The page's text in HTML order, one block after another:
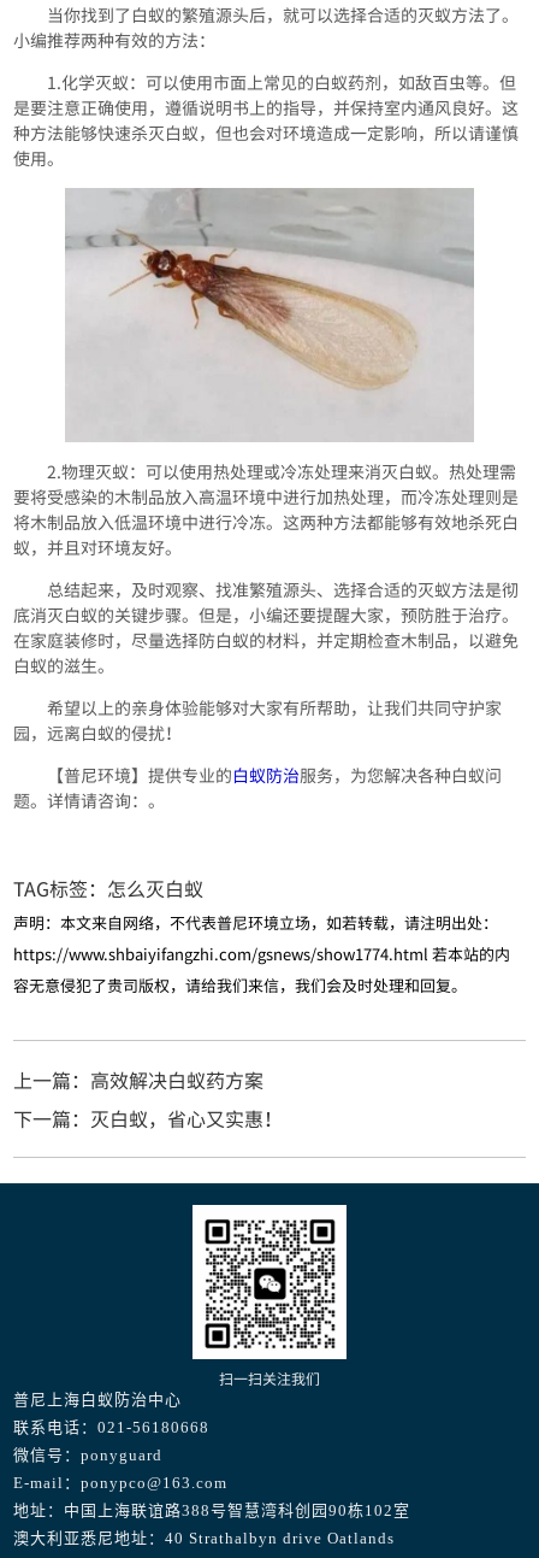
当你找到了白蚁的繁殖源头后，就可以选择合适的灭蚁方法了。
小编推荐两种有效的方法：
1.化学灭蚁：可以使用市面上常见的白蚁药剂，如敌百虫等。但
是要注意正确使用，遵循说明书上的指导，并保持室内通风良好。这
种方法能够快速杀灭白蚁，但也会对环境造成一定影响，所以请谨慎
使用。
2.物理灭蚁：可以使用热处理或冷冻处理来消灭白蚁。热处理需
要将受感染的木制品放入高温环境中进行加热处理，而冷冻处理则是
将木制品放入低温环境中进行冷冻。这两种方法都能够有效地杀死白
蚁，并且对环境友好。
总结起来，及时观察、找准繁殖源头、选择合适的灭蚁方法是彻
底消灭白蚁的关键步骤。但是，小编还要提醒大家，预防胜于治疗。
在家庭装修时，尽量选择防白蚁的材料，并定期检查木制品，以避免
白蚁的滋生。
希望以上的亲身体验能够对大家有所帮助，让我们共同守护家
园，远离白蚁的侵扰！
【普尼环境】提供专业的白蚁防治服务，为您解决各种白蚁问
题。详情请咨询：。
TAG标签： 怎么灭白蚁
声明：本文来自网络，不代表普尼环境立场，如若转载，请注明出处：
https://www.shbaiyifangzhi.com/gsnews/show1774.html 若本站的内
容无意侵犯了贵司版权，请给我们来信，我们会及时处理和回复。
上一篇：高效解决白蚁药方案
下一篇：灭白蚁，省心又实惠！
扫一扫关注我们
普尼上海白蚁防治中心
联系电话：021-56180668
微信号：ponyguard
E-mail：ponypco@163.com
地址：中国上海联谊路388号智慧湾科创园90栋102室
澳大利亚悉尼地址：40 Strathalbyn drive Oatlands